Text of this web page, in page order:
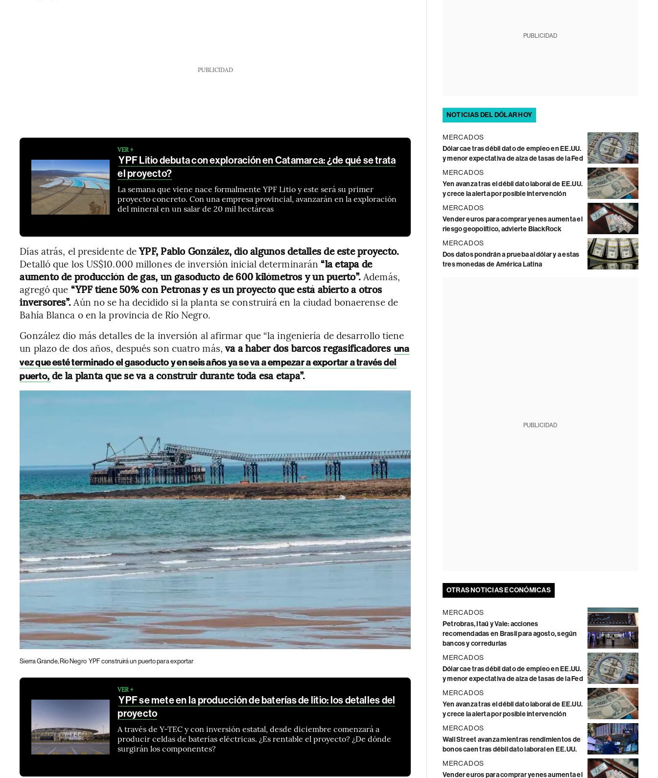
PUBLICIDAD
VER +
YPF Litio debuta con exploración en Catamarca: ¿de qué se trata
el proyecto?
La semana que viene nace formalmente YPF Litio y este será su primer
proyecto concreto. Con una empresa provincial, avanzarán en la exploración
del mineral en un salar de 20 mil hectáreas
Días atrás, el presidente deYPF, Pablo González, dio algunos detalles de este proyecto.
Detalló que los US$10.000 millones de inversión inicial determinarán “la etapa de
aumento de producción de gas, un gasoducto de 600 kilómetros y un puerto”. Además,
agregó que “YPF tiene 50% con Petronas y es un proyecto que está abierto a otros
inversores”. Aún no se ha decidido si la planta se construirá en la ciudad bonaerense de
Bahía Blanca o en la provincia de Río Negro.
González dio más detalles de la inversión al afirmar que “la ingeniería de desarrollo tiene
un plazo de dos años, después son cuatro más, va a haber dos barcos regasificadores una
vez que esté terminado el gasoducto y en seis años ya se va a empezar a exportar a través del
puerto, de la planta que se va a construir durante toda esa etapa”.
Sierra Grande, Río Negro YPF construirá un puerto para exportar
VER +
YPF se mete en la producción de baterías de litio: los detalles del
proyecto
A través de Y-TEC y con inversión estatal, desde diciembre comenzará a
producir celdas de baterías eléctricas. ¿Es rentable el proyecto? ¿De dónde
surgirán los componentes?
PUBLICIDAD
NOTICIAS DEL DÓLAR HOY
MERCADOS
Dólar cae tras débil dato de empleo en EE.UU.
y menor expectativa de alza de tasas de la Fed
MERCADOS
Yen avanza tras el débil dato laboral de EE.UU.
y crece la alerta por posible intervención
MERCADOS
Vender euros para comprar yenes aumenta el
riesgo geopolítico, advierte BlackRock
MERCADOS
Dos datos pondrán a prueba al dólar y a estas
tres monedas de América Latina
PUBLICIDAD
OTRAS NOTICIAS ECONÓMICAS
MERCADOS
Petrobras, Itaú y Vale: acciones
recomendadas en Brasil para agosto, según
bancos y corredurías
MERCADOS
Dólar cae tras débil dato de empleo en EE.UU.
y menor expectativa de alza de tasas de la Fed
MERCADOS
Yen avanza tras el débil dato laboral de EE.UU.
y crece la alerta por posible intervención
MERCADOS
Wall Street avanza mientras rendimientos de
bonos caen tras débil dato laboral en EE.UU.
MERCADOS
Vender euros para comprar yenes aumenta el